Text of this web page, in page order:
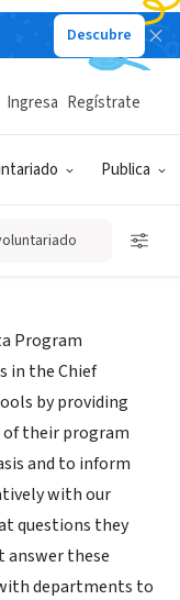
Descubre
Publica
Ingresa Regístrate
Program
in the Chief
by providing
of their program
and to inform
with our
questions they
answer these
departments to